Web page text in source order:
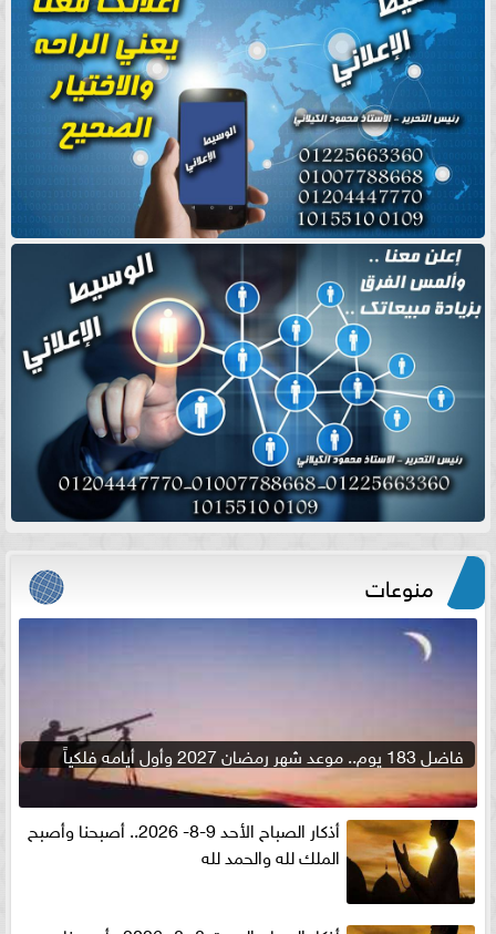
منوعات
فاضل 183 يوم.. موعد شهر رمضان 2027 وأول أيامه فلكياً
أذكار الصباح الأحد 9-8- 2026.. أصبحنا وأصبح
الملك لله والحمد لله